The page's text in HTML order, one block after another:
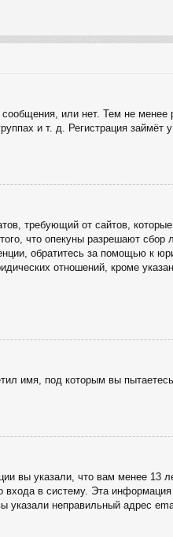
или нет. Тем не менее
и т. д. Регистрация займёт
требующий от сайтов,
что опекуны разрешают сбор
обратитесь за помощью к
отношений, кроме
имя, под которым вы пытаетесь
вы указали, что вам менее 13
в систему. Эта
неправильный адрес